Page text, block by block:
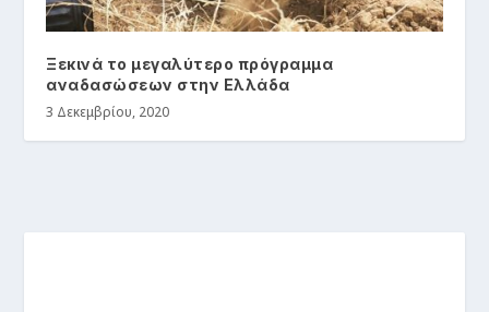
Ξεκινά το μεγαλύτερο πρόγραμμα
αναδασώσεων στην Ελλάδα
3 Δεκεμβρίου, 2020